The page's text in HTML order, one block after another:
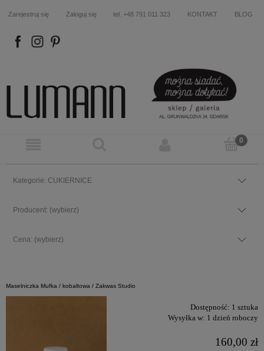
Zarejestruj się Zaloguj się tel. +48 791 011 323 KONTAKT BLOG
FB IN P
Kategorie: CUKIERNICE
Producent: (wybierz)
Cena: (wybierz)
Maselniczka Mufka / kobaltowa / Zakwas Studio
Dostępność: 1 sztuka
Wysyłka w: 1 dzień roboczy
160,00 zł